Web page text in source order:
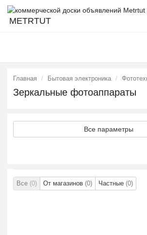
METRTUT
Главная Бытовая электроника
Зеркальные фотоаппараты
Все параметры
Все (0) От магазинов (0) Частные (0)